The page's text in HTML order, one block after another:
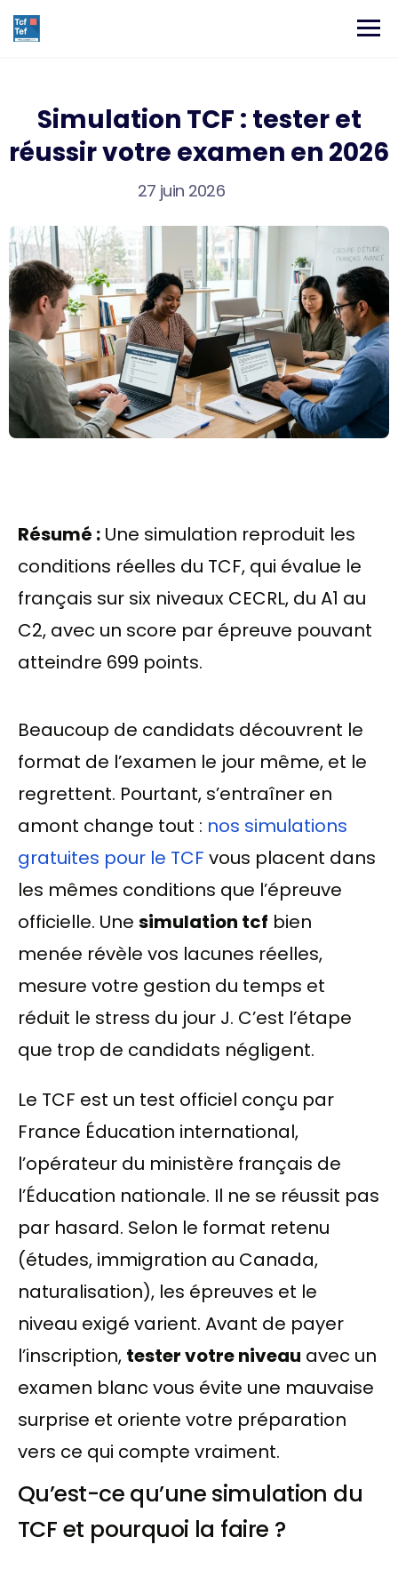
Simulation TCF : tester et
réussir votre examen en 2026
27 juin 2026
Résumé : Une simulation reproduit les
conditions réelles du TCF, qui évalue le
français sur six niveaux CECRL, du A1 au
C2, avec un score par épreuve pouvant
atteindre 699 points.
Beaucoup de candidats découvrent le
format de l’examen le jour même, et le
regrettent. Pourtant, s’entraîner en
amont change tout : nos simulations
gratuites pour le TCF vous placent dans
les mêmes conditions que l’épreuve
officielle. Une simulation tcf bien
menée révèle vos lacunes réelles,
mesure votre gestion du temps et
réduit le stress du jour J. C’est l’étape
que trop de candidats négligent.
Le TCF est un test officiel conçu par
France Éducation international,
l’opérateur du ministère français de
l’Éducation nationale. Il ne se réussit pas
par hasard. Selon le format retenu
(études, immigration au Canada,
naturalisation), les épreuves et le
niveau exigé varient. Avant de payer
l’inscription, tester votre niveau avec un
examen blanc vous évite une mauvaise
surprise et oriente votre préparation
vers ce qui compte vraiment.
Qu’est-ce qu’une simulation du
TCF et pourquoi la faire ?